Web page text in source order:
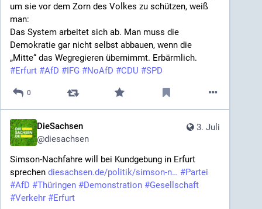
um sie vor dem Zorn des Volkes zu schützen, weiß
man:
Das System arbeitet sich ab. Man muss die
Demokratie gar nicht selbst abbauen, wenn die
„Mitte“ das Wegregieren übernimmt. Erbärmlich.
#Erfurt #AfD #IFG #NoAfD #CDU #SPD
0
3. Juli
DieSachsen
@diesachsen
Simson-Nachfahre will bei Kundgebung in Erfurt
sprechen diesachsen.de/politik/simson-n #Partei
#AfD #Thüringen #Demonstration #Gesellschaft
#Verkehr #Erfurt